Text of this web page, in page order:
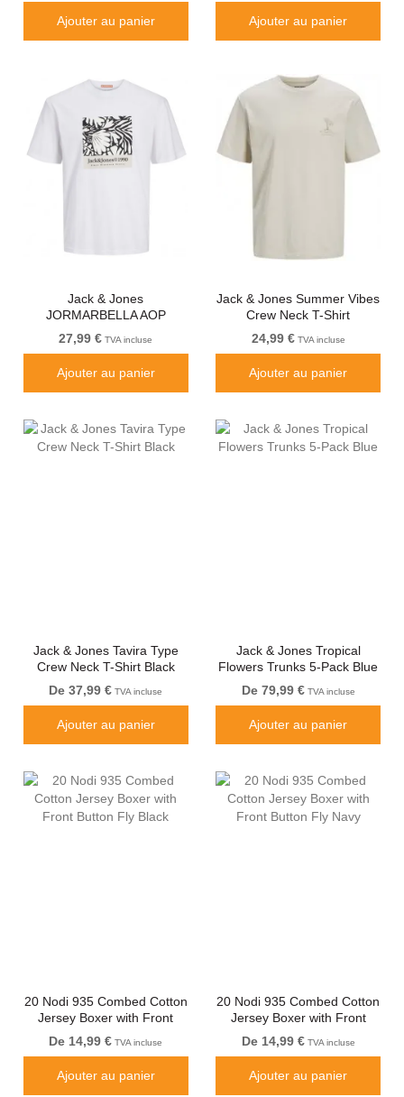
Ajouter au panier Ajouter au panier
Jack & Jones
JORMARBELLA AOP
BRANDING T-Shirt Bright
White
27,99 € TVA incluse
Ajouter au panier
Jack & Jones Summer Vibes
Crew Neck T-Shirt
Moonbeam
24,99 €TVA incluse
Ajouter au panier
Jack & Jones Tavira Type
Crew Neck T-Shirt Black
De 37,99 € TVA incluse
Ajouter au panier
Jack & Jones Tropical
Flowers Trunks 5-Pack Blue
De 79,99 €TVA incluse
Ajouter au panier
20 Nodi 935 Combed Cotton
Jersey Boxer with Front
Button Fly Black
De 14,99 € TVA incluse
Ajouter au panier
20 Nodi 935 Combed Cotton
Jersey Boxer with Front
Button Fly Navy
De 14,99 €TVA incluse
Ajouter au panier